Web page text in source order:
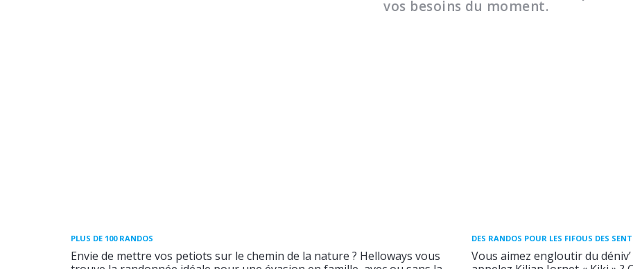
vos besoins du moment.
PLUS DE 100 RANDOS
Envie de mettre vos petiots sur le chemin de la nature ? Helloways vous
DES RANDOS POUR LES FIFOUS DES
Vous aimez engloutir du